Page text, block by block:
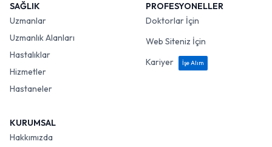
SAĞLIK
Uzmanlar
Uzmanlık Alanları
Hastalıklar
Hizmetler
Hastaneler
PROFESYONELLER
Doktorlar İçin
Web Siteniz İçin
Kariyer
İşe Alım
KURUMSAL
Hakkımızda